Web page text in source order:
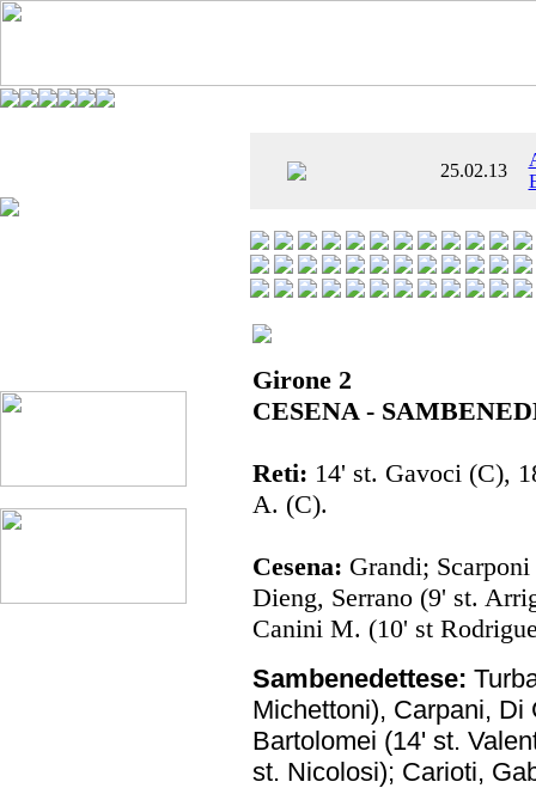
25.02.13
Girone 2
CESENA -
Reti: 14' st. Gavoci (C),
A. (C).
Cesena: Grandi;
Dieng, Serrano (9' st.
Canini M. (10' st
Sambenedettese:
Michettoni), Carpani,
Bartolomei (14' st.
st. Nicolosi); Carioti,